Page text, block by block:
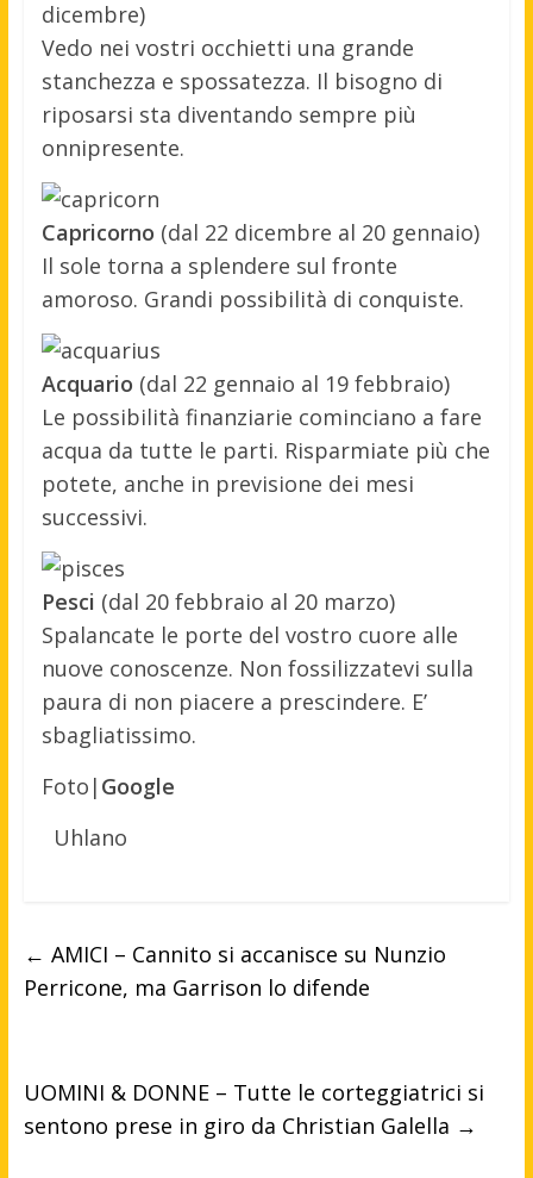
dicembre)
Vedo nei vostri occhietti una grande
stanchezza e spossatezza. Il bisogno di
riposarsi sta diventando sempre più
onnipresente.
Capricorno (dal 22 dicembre al 20 gennaio)
Il sole torna a splendere sul fronte
amoroso. Grandi possibilità di conquiste.
Acquario (dal 22 gennaio al 19 febbraio)
Le possibilità finanziarie cominciano a fare
acqua da tutte le parti. Risparmiate più che
potete, anche in previsione dei mesi
successivi.
Pesci (dal 20 febbraio al 20 marzo)
Spalancate le porte del vostro cuore alle
nuove conoscenze. Non fossilizzatevi sulla
paura di non piacere a prescindere. E’
sbagliatissimo.
Foto| Google
Uhlano
← AMICI – Cannito si accanisce su Nunzio
Perricone, ma Garrison lo difende
UOMINI & DONNE – Tutte le corteggiatrici si
sentono prese in giro da Christian Galella →